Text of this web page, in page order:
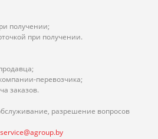
получении;
при получении.
перевозчика;
заказов.
разрешение вопросов
service@agroup.by